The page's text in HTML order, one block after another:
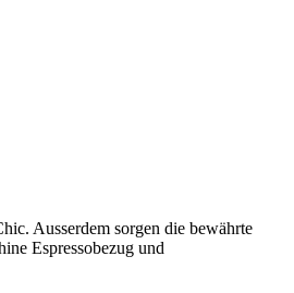
Ausserdem sorgen die bewährte
Espressobezug und